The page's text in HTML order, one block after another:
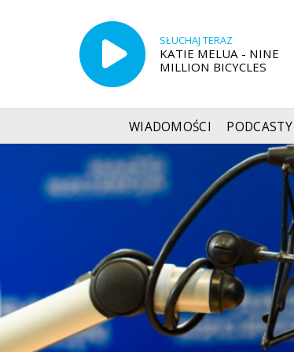
SŁUCHAJ TERAZ
KATIE MELUA - NINE
MILLION BICYCLES
WIADOMOŚCI PODCASTY